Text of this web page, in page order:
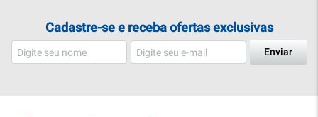
Cadastre-se e receba ofertas exclusivas
Enviar